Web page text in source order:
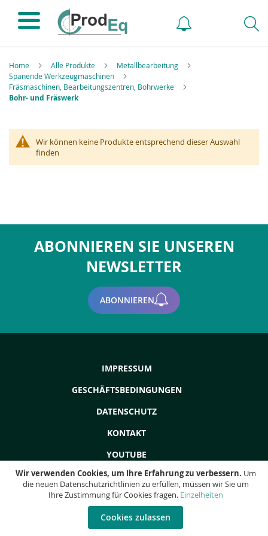
Wir verwenden Cookies, um Ihre Erfahrung zu verbessern. Um
die neuen Datenschutzrichtlinien zu erfüllen, müssen wir Sie um
Ihre Zustimmung für Cookies fragen. Einzelheiten
Cookies zulassen
Home Alle Produkte
Metallbearbeitung
Spanende Werkzeugmaschinen
Fräsmaschinen, Bearbeitungszentren, Bohrwerke
Bohr- und Fräswerk
Wir können keine Produkte entsprechend dieser Auswahl
finden
ABONNIEREN SIE UNSEREN
NEWSLETTER
ABONNIEREN
IMPRESSUM
GESCHÄFTSBEDINGUNGEN
DATENSCHUTZ
KONTAKT
YOUTUBE
Copyright © 2022 - ProdEq: Gebrauchtmaschinen - Überholungen -